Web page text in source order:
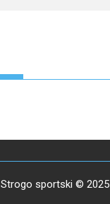
Strogo sportski © 2025